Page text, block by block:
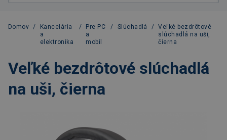
Domov /
Kancelária
a
elektronika
/
Pre PC
a
mobil
/ Slúchadlá /
Veľké bezdrôtové
slúchadlá na uši,
čierna
Veľké bezdrôtové slúchadlá
na uši, čierna